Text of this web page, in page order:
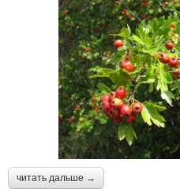
читать дальше →